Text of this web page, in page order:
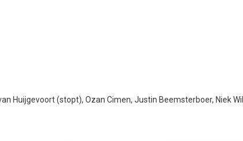
Huijgevoort (stopt), Ozan Cimen, Justin Beemsterboer, Niek